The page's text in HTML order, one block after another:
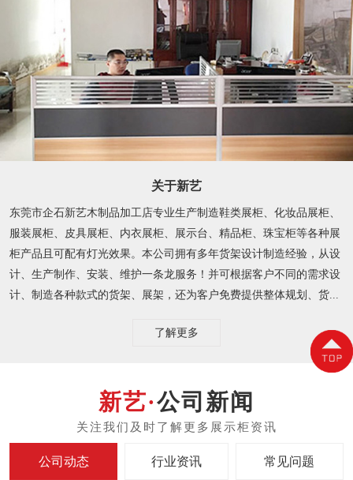
关于新艺
东莞市企石新艺木制品加工店专业生产制造鞋类展柜、化妆品展柜、
服装展柜、皮具展柜、内衣展柜、展示台、精品柜、珠宝柜等各种展
柜产品且可配有灯光效果。本公司拥有多年货架设计制造经验，从设
计、生产制作、安装、维护一条龙服务！并可根据客户不同的需求设
计、制造各种款式的货架、展架，还为客户免费提供整体规划、货...
了解更多
公司新闻
公司动态 行业资讯 常见问题